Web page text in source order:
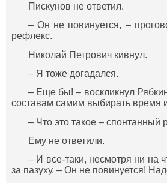
Пискунов не ответил.
– Он не повинуется, –
рефлекс.
Николай Петрович кивнул.
– Я тоже догадался.
– Еще бы! – воскликнул
составам самим выбирать время
– Что это такое – спонтанный
Ему не ответили.
– И все-таки, несмотря ни на
за пазуху. – Он не повинуется!